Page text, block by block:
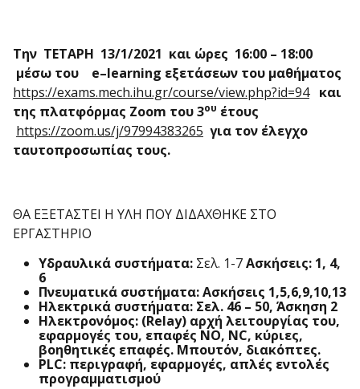
Την ΤΕΤΑΡΗ 13/1/2021 και ώρες 16:00 – 18:00
μέσω του e–learning εξετάσεων του μαθήματος
https://exams.mech.ihu.gr/course/view.php?id=94 και
της πλατφόρμας Zoom του 3ου έτους
https://zoom.us/j/97994383265 για τον έλεγχο
ταυτοπροσωπίας τους.
ΘΑ ΕΞΕΤΑΣΤΕΙ Η ΥΛΗ ΠΟΥ ΔΙΔΑΧΘΗΚΕ ΣΤΟ
ΕΡΓΑΣΤΗΡΙΟ
Υδραυλικά συστήματα: Σελ. 1-7Ασκήσεις: 1, 4,
6
Πνευματικά συστήματα: Ασκήσεις 1,5,6,9,10,13
Ηλεκτρικά συστήματα: Σελ. 46 – 50, Άσκηση 2
Ηλεκτρονόμος: (Relay) αρχή λειτουργίας του,
εφαρμογές του, επαφές ΝΟ, ΝC, κύριες,
βοηθητικές επαφές. Μπουτόν, διακόπτες.
PLC: περιγραφή, εφαρμογές, απλές εντολές
προγραμματισμού